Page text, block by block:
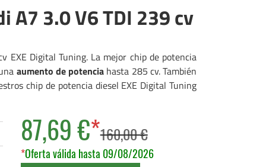
A7 3.0 V6 TDI 239 cv
EXE Digital Tuning. La mejor chip de potencia
aumento de potencia hasta 285 cv. También
chip de potencia diesel EXE Digital Tuning
87,69 €*160,00 €
*Oferta válida hasta 09/08/2026